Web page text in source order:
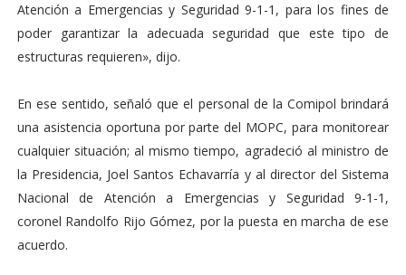
Atención a Emergencias y Seguridad 9-1-1, para los fines de
poder garantizar la adecuada seguridad que este tipo de
estructuras requieren», dijo.
En ese sentido, señaló que el personal de la Comipol brindará
una asistencia oportuna por parte del MOPC, para monitorear
cualquier situación; al mismo tiempo, agradeció al ministro de
la Presidencia, Joel Santos Echavarría y al director del Sistema
Nacional de Atención a Emergencias y Seguridad 9-1-1,
coronel Randolfo Rijo Gómez, por la puesta en marcha de ese
acuerdo.